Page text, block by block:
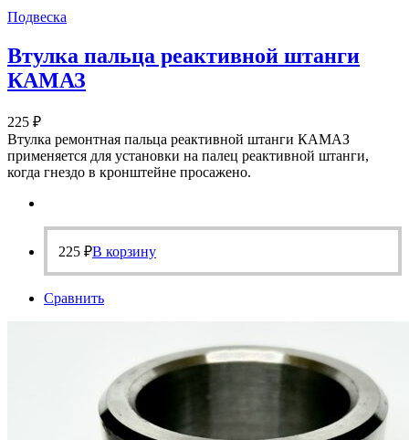
Подвеска
Втулка пальца реактивной штанги
КАМАЗ
225 ₽
Втулка ремонтная пальца реактивной штанги КАМАЗ
применяется для установки на палец реактивной штанги,
когда гнездо в кронштейне просажено.
225 ₽В корзину
Сравнить